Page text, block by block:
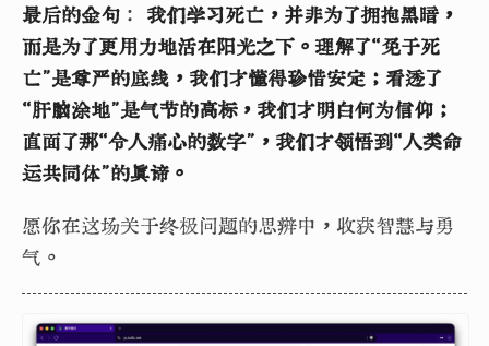
最后的金句 ： 我们学习死亡，并非为了拥抱黑暗，
而是为了更用力地活在阳光之下。理解了“免于死
亡”是尊严的底线，我们才懂得珍惜安定；看透了
“肝脑涂地”是气节的高标，我们才明白何为信仰；
直面了那“令人痛心的数字”，我们才领悟到“人类命
运共同体”的真谛。
愿你在这场关于终极问题的思辨中，收获智慧与勇
气。